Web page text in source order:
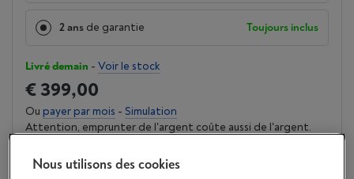
2 ans de garantie Toujours inclus
Livré demain - Voir le stock
€ 399,00
Ou payer par mois - Simulation
Attention, emprunter de l'argent coûte aussi de l'argent.
Nous utilisons des cookies